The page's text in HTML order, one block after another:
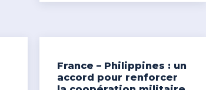
France – Philippines : un
accord pour renforcer